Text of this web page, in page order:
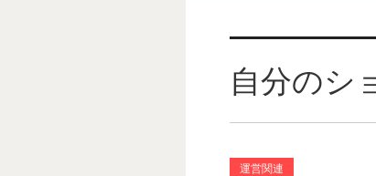
自分のシ
運営関連